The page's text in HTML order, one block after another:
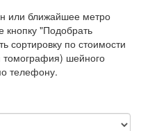
или ближайшее метро
кнопку "Подобрать
сортировку по стоимости
томография) шейного
телефону.